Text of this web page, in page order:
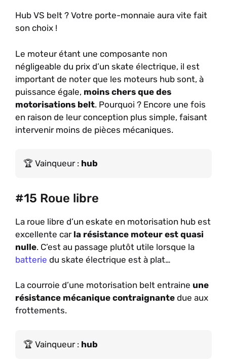
Hub VS belt ? Votre porte-monnaie aura vite fait
son choix !
Le moteur étant une composante non
négligeable du prix d’un skate électrique, il est
important de noter que les moteurs hub sont, à
puissance égale, moins chers que des
motorisations belt. Pourquoi ? Encore une fois
en raison de leur conception plus simple, faisant
intervenir moins de pièces mécaniques.
Vainqueur : hub
#15 Roue libre
La roue libre d’un eskate en motorisation hub est
excellente car la résistance moteur est quasi
nulle. C’est au passage plutôt utile lorsque la
batterie du skate électrique est à plat…
La courroie d’une motorisation belt entraine une
résistance mécanique contraignante due aux
frottements.
Vainqueur : hub